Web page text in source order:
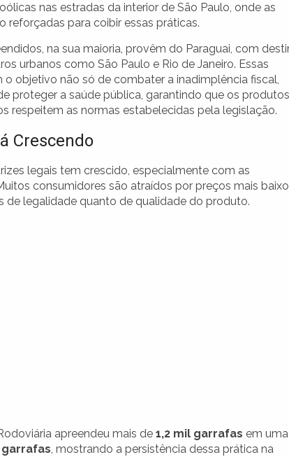
nas estradas da interior de São Paulo, onde as
reforçadas para coibir essas práticas.
na sua maioria, provêm do Paraguai, com
urbanos como São Paulo e Rio de Janeiro. Essas
o objetivo não só de combater a inadimplência fiscal,
proteger a saúde pública, garantindo que os produtos
respeitem as normas estabelecidas pela legislação.
Crescendo
legais tem crescido, especialmente com as
consumidores são atraídos por preços mais
legalidade quanto de qualidade do produto.
apreendeu mais de 1,2 mil garrafas em uma
garrafas, mostrando a persistência dessa prática na